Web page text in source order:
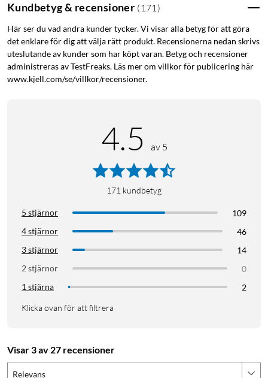
Kundbetyg & recensioner ( 171)
Här ser du vad andra kunder tycker. Vi visar alla betyg för att göra
det enklare för dig att välja rätt produkt. Recensionerna nedan skrivs
uteslutande av kunder som har köpt varan. Betyg och recensioner
administreras av TestFreaks. Läs mer om villkor för publicering här
www.kjell.com/se/villkor/recensioner.
4.5 av 5
171 kundbetyg
5 stjärnor
109
4 stjärnor
46
3 stjärnor
14
2 stjärnor
0
1 stjärna
2
Klicka ovan för att filtrera
Visar 3 av 27 recensioner
Relevans